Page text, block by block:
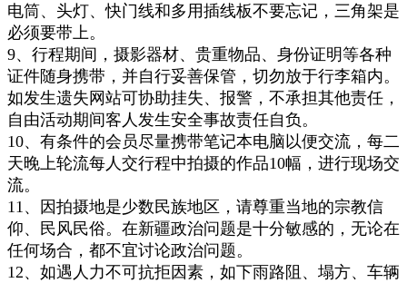
电筒、头灯、快门线和多用插线板不要忘记，三角架是
必须要带上。
9、行程期间，摄影器材、贵重物品、身份证明等各种
证件随身携带，并自行妥善保管，切勿放于行李箱内。
如发生遗失 网站可协助挂失、报警，不承担其他责任，
自由活动期间客人发生安全事故责任自负。
10、有条件的会员尽量携带笔记本电脑以便交流，每二
天晚上轮流每人交行程中拍摄的作品10幅，进行现场交
流。
11、因拍摄地是少数民族地区，请尊重当地的宗教信
仰、民风民俗。在新疆政治问题是十分敏感的，无论在
任何场合，都不宜讨论政治问题。
12、如遇人力不可抗拒因素，如下雨路阻、塌方、车辆